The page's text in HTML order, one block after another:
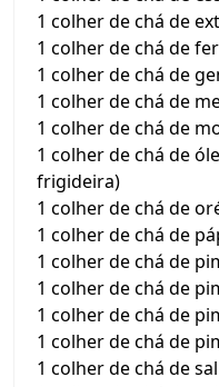
1 colher de chá de
1 colher de chá de
1 colher de chá de
1 colher de chá de
1 colher de chá de
1 colher de chá de
frigideira)
1 colher de chá de
1 colher de chá de
1 colher de chá de
1 colher de chá de
1 colher de chá de
1 colher de chá de
1 colher de chá de sal